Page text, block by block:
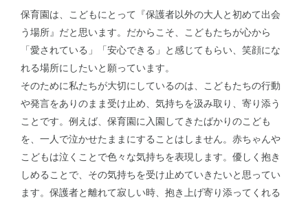
保育園は、こどもにとって『保護者以外の大人と初めて出会
う場所』だと思います。だからこそ、こどもたちが心から
「愛されている」「安心できる」と感じてもらい、笑顔にな
れる場所にしたいと願っています。
そのために私たちが大切にしているのは、こどもたちの行動
や発言をありのまま受け止め、気持ちを汲み取り、寄り添う
ことです。例えば、保育園に入園してきたばかりのこども
を、一人で泣かせたままにすることはしません。赤ちゃんや
こどもは泣くことで色々な気持ちを表現します。優しく抱き
しめることで、その気持ちを受け止めていきたいと思ってい
ます。保護者と離れて寂しい時、抱き上げ寄り添ってくれる